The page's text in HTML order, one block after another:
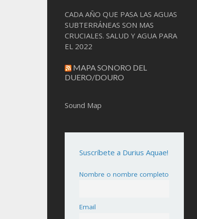
CADA AÑO QUE PASA LAS AGUAS
SUBTERRÁNEAS SON MAS
CRUCIALES. SALUD Y AGUA PARA
EL 2022
MAPA SONORO DEL
DUERO/DOURO
Sound Map
Suscríbete a Durius Aquae!
Nombre o nombre completo
Email